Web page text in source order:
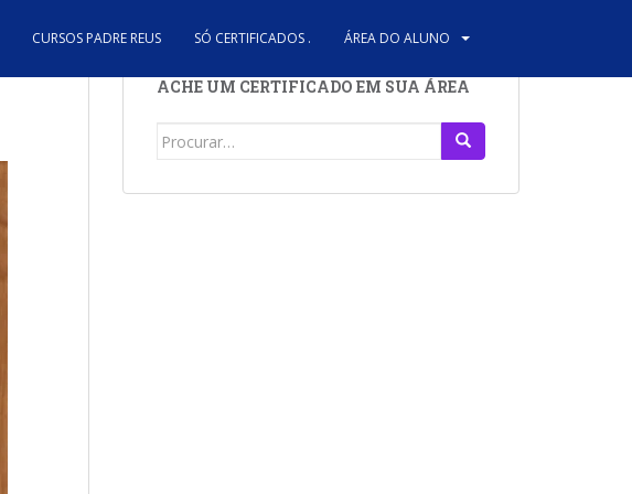
CURSOS PADRE REUS SÓ CERTIFICADOS . ÁREA DO ALUNO
ACHE UM CERTIFICADO EM SUA ÁREA
Search